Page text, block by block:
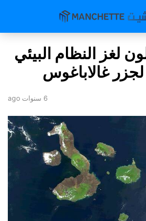
لغز النظام البيئي
لجزر غالاباغوس
6 سنوات ago